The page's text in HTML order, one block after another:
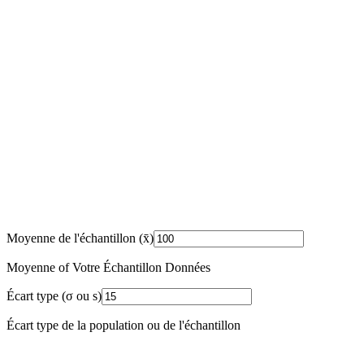
Moyenne de l'échantillon (x̄)
Moyenne of Votre Échantillon Données
Écart type (σ ou s)
Écart type de la population ou de l'échantillon